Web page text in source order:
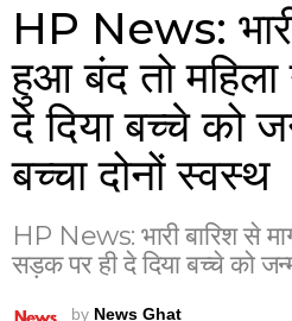
HP News: भारी
हुआ बंद तो
दे दिया बच्चे को
बच्चा दोनों स्वस्थ
HP News: भारी बारिश से
सड़क पर ही दे दिया बच्चे को
by News Ghat